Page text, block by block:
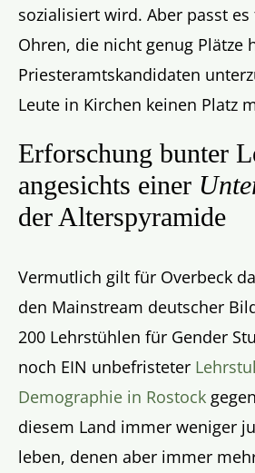
sozialisiert wird. Aber passt
Ohren, die nicht genug Plätze
Priesteramtskandidaten
Leute in Kirchen keinen Platz
Erforschung bunter
angesichts einer
der Alterspyramide
Vermutlich gilt für Overbeck
den Mainstream deutscher
200 Lehrstühlen für Gender
noch EIN unbefristeter
Demographie in Rostock
diesem Land immer weniger
leben, denen aber immer